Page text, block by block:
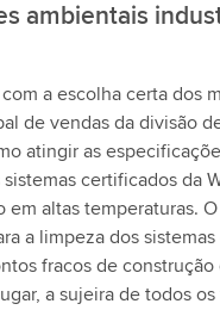
ambientais
a escolha certa dos
de vendas da divisão
atingir as
certificados da
em altas temperaturas.
a limpeza dos
fracos de
a sujeira de todos